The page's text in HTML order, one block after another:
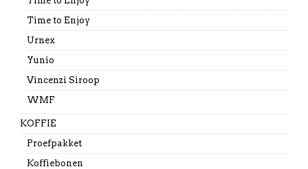
Time to Enjoy
Urnex
Yunio
Vincenzi Siroop
WMF
KOFFIE
Proefpakket
Koffiebonen